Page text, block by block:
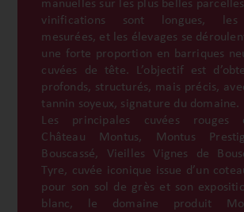
manuelles sur les plus belles
vinifications sont longues, les
mesurées, et les élevages se
une forte proportion en barriques
cuvées de tête. L’objectif est
profonds, structurés, mais précis,
tannin soyeux, signature du domaine.
Les principales cuvées rouges
Château Montus, Montus
Bouscassé, Vieilles Vignes de
Tyre, cuvée iconique issue d’un
pour son sol de grès et son
blanc, le domaine produit